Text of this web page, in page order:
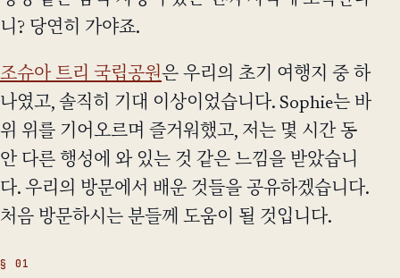
니? 당연히 가야죠.
조슈아 트리 국립공원은 우리의 초기 여행지 중 하
나였고, 솔직히 기대 이상이었습니다. Sophie는 바
위 위를 기어오르며 즐거워했고, 저는 몇 시간 동
안 다른 행성에 와 있는 것 같은 느낌을 받았습니
다. 우리의 방문에서 배운 것들을 공유하겠습니다.
처음 방문하시는 분들께 도움이 될 것입니다.